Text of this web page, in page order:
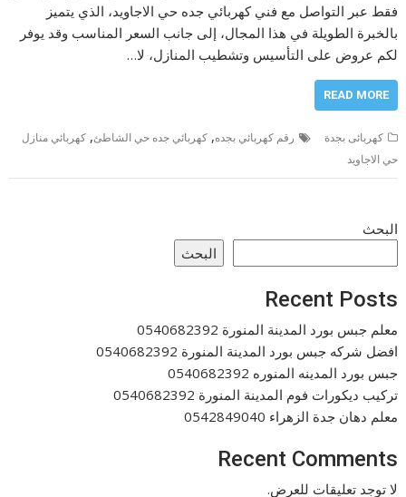
فقط عبر التواصل مع فني كهربائي جده حي الاجاويد، الذي يتميز
بالخبرة الطويلة في هذا المجال، إلى جانب السعر المناسب وقد يوفر
لكم عروض على التأسيس وتشطيب المنازل، لا…
READ MORE
كهربائى بجدة رقم كهربائي بجده,كهربائي جده حي الشاطئ,كهربائي منازل
حي الاجاويد
البحث
البحث
Recent Posts
معلم جبس بورد المدينة المنورة 0540682392
افضل شركه جبس بورد المدينة المنورة 0540682392
جبس بورد المدينه المنوره 0540682392
تركيب ديكورات فوم المدينة المنورة 0540682392
معلم دهان جدة الزهراء 0542849040
Recent Comments
لا توجد تعليقات للعرض.